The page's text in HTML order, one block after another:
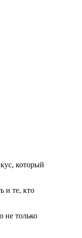
который
и те, кто
не только